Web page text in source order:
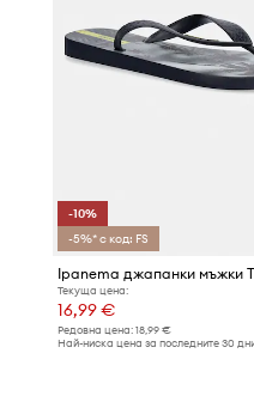
-10%
-5%* с код: FS
Текуща цена:
16,99 €
Редовна цена: 18,99 €
Най-ниска цена за последните 30